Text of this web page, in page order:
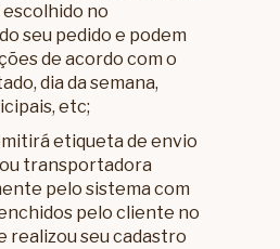
no
seu pedido e podem
de acordo com o
dia da semana,
etc;
etiqueta de envio
transportadora
pelo sistema com
pelo cliente no
realizou seu cadastro